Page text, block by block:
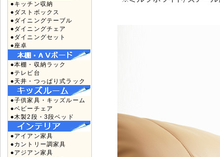
●キッチン収納
●ダストボックス
●ダイニングテーブル
●ダイニングチェア
●ダイニングセット
●座卓
●本棚・収納ラック
●テレビ台
●天井・つっぱり式ラック
●子供家具・キッズルーム
●ベビーチェア
●木製2段・3段ベッド
●アイアン家具
●カントリー調家具
●アジアン家具